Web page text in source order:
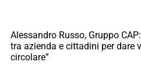
Alessandro Russo, Gruppo
tra azienda e cittadini per dare
circolare”